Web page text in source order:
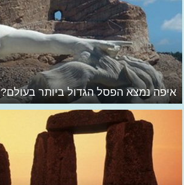
איפה נמצא הפסל הגדול ביותר בעולם?